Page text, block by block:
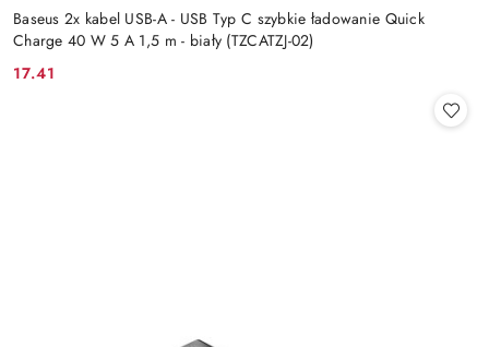
Baseus 2x kabel USB-A - USB Typ C szybkie ładowanie Quick
Charge 40 W 5 A 1,5 m - biały (TZCATZJ-02)
Cena:
17.41